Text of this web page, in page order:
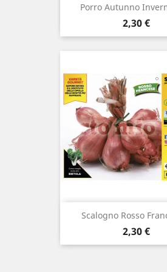
Porro Autunno
Prezzo
2,30 €
Scalogno Rosso
Prezzo
2,30 €